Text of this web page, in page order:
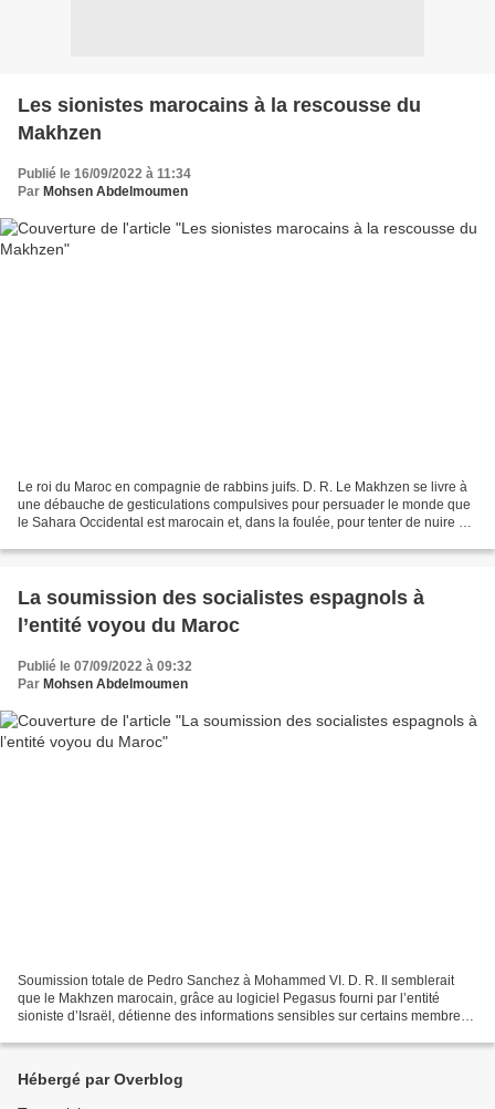
Les sionistes marocains à la rescousse du
Makhzen
Publié le 16/09/2022 à 11:34
Par Mohsen Abdelmoumen
Le roi du Maroc en compagnie de rabbins juifs. D. R. Le Makhzen se livre à
une débauche de gesticulations compulsives pour persuader le monde que
le Sahara Occidental est marocain et, dans la foulée, pour tenter de nuire à
La soumission des socialistes espagnols à
l’entité voyou du Maroc
Publié le 07/09/2022 à 09:32
Par Mohsen Abdelmoumen
Soumission totale de Pedro Sanchez à Mohammed VI. D. R. Il semblerait
que le Makhzen marocain, grâce au logiciel Pegasus fourni par l’entité
sioniste d’Israël, détienne des informations sensibles sur certains membres
Hébergé par Overblog